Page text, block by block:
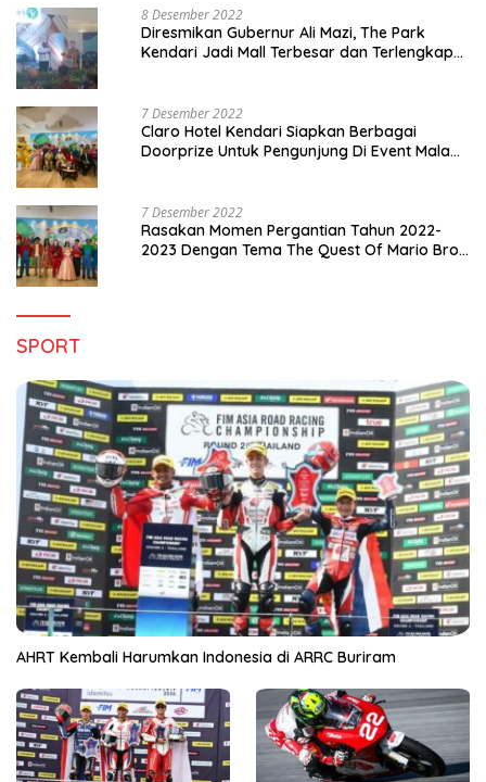
8 Desember 2022
Diresmikan Gubernur Ali Mazi, The Park
Kendari Jadi Mall Terbesar dan Terlengkap
7 Desember 2022
Claro Hotel Kendari Siapkan Berbagai
Doorprize Untuk Pengunjung Di Event Malam
7 Desember 2022
Rasakan Momen Pergantian Tahun 2022-
2023 Dengan Tema The Quest Of Mario Bros
SPORT
AHRT Kembali Harumkan Indonesia di ARRC Buriram